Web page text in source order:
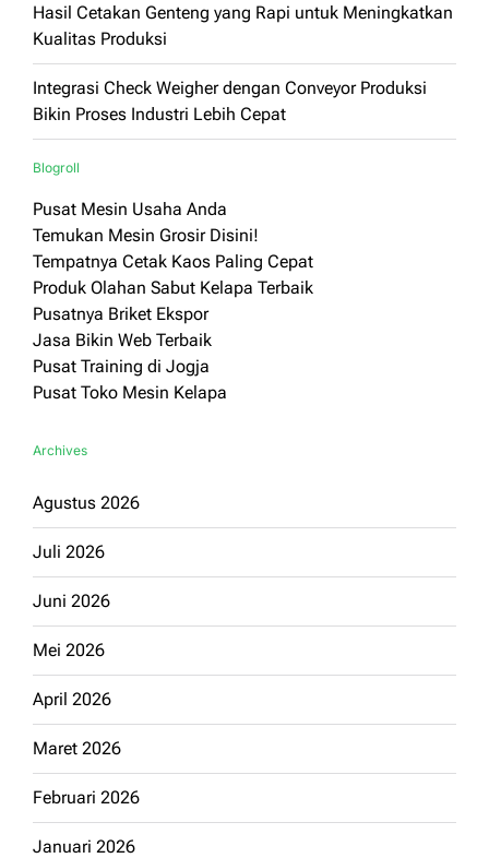
Hasil Cetakan Genteng yang Rapi untuk Meningkatkan
Kualitas Produksi
Integrasi Check Weigher dengan Conveyor Produksi
Bikin Proses Industri Lebih Cepat
Blogroll
Pusat Mesin Usaha Anda
Temukan Mesin Grosir Disini!
Tempatnya Cetak Kaos Paling Cepat
Produk Olahan Sabut Kelapa Terbaik
Pusatnya Briket Ekspor
Jasa Bikin Web Terbaik
Pusat Training di Jogja
Pusat Toko Mesin Kelapa
Archives
Agustus 2026
Juli 2026
Juni 2026
Mei 2026
April 2026
Maret 2026
Februari 2026
Januari 2026